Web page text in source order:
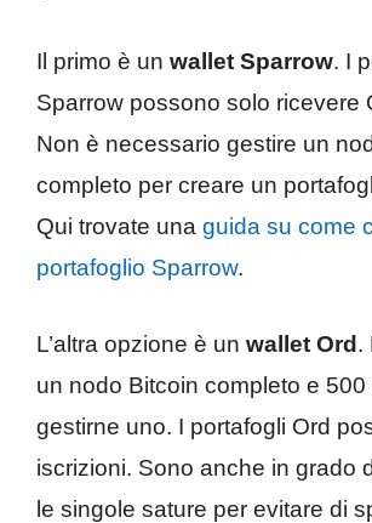
Il primo è un wallet Sparrow. I
Sparrow possono solo ricevere
Non è necessario gestire un
completo per creare un
Qui trovate una guida su come
portafoglio Sparrow.
L’altra opzione è un wallet Ord .
un nodo Bitcoin completo e 500
gestirne uno. I portafogli Ord
iscrizioni. Sono anche in grado
le singole sature per evitare di